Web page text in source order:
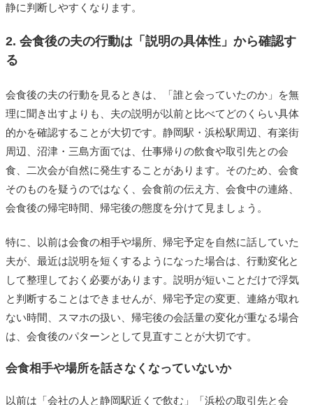
静に判断しやすくなります。
2. 会食後の夫の行動は「説明の具体性」から確認す
る
会食後の夫の行動を見るときは、「誰と会っていたのか」を無
理に聞き出すよりも、夫の説明が以前と比べてどのくらい具体
的かを確認することが大切です。静岡駅・浜松駅周辺、有楽街
周辺、沼津・三島方面では、仕事帰りの飲食や取引先との会
食、二次会が自然に発生することがあります。そのため、会食
そのものを疑うのではなく、会食前の伝え方、会食中の連絡、
会食後の帰宅時間、帰宅後の態度を分けて見ましょう。
特に、以前は会食の相手や場所、帰宅予定を自然に話していた
夫が、最近は説明を短くするようになった場合は、行動変化と
して整理しておく必要があります。説明が短いことだけで浮気
と判断することはできませんが、帰宅予定の変更、連絡が取れ
ない時間、スマホの扱い、帰宅後の会話量の変化が重なる場合
は、会食後のパターンとして見直すことが大切です。
会食相手や場所を話さなくなっていないか
以前は「会社の人と静岡駅近くで飲む」「浜松の取引先と会